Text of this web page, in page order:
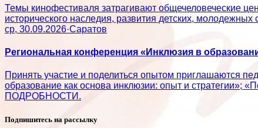
Темы кинофестиваля затрагивают общечеловеческие
исторического наследия, развития детских,
ср, 30.09.2026·Саратов
Региональная конференция «Инклюзия в
Принять участие и поделиться опытом приглашаются
образование как основа инклюзии: опыт и стратегии»;
ПОДРОБНОСТИ.
Подпишитесь на рассылку